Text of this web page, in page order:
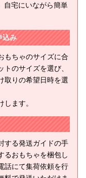
自宅にいながら簡単
込み
もちゃのサイズに合
トのサイズを選び、
取りの希望日時を選
します。
する発送ガイドの手
るおもちゃを梱包し
話にて集荷依頼を行